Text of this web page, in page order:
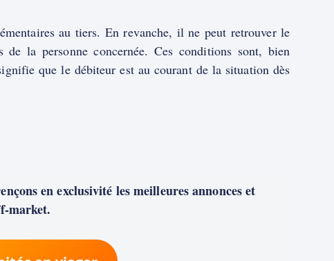
au tiers. En revanche, il ne peut retrouver le
la personne concernée. Ces conditions sont, bien
que le débiteur est au courant de la situation dès
en exclusivité les meilleures annonces et
market.